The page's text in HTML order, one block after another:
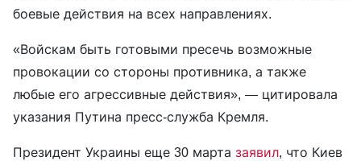
боевые действия на всех направлениях.
«Войскам быть готовыми пресечь возможные
провокации со стороны противника, а также
любые его агрессивные действия», — цитировала
указания Путина пресс-служба Кремля.
Президент Украины еще 30 марта заявил, что Киев